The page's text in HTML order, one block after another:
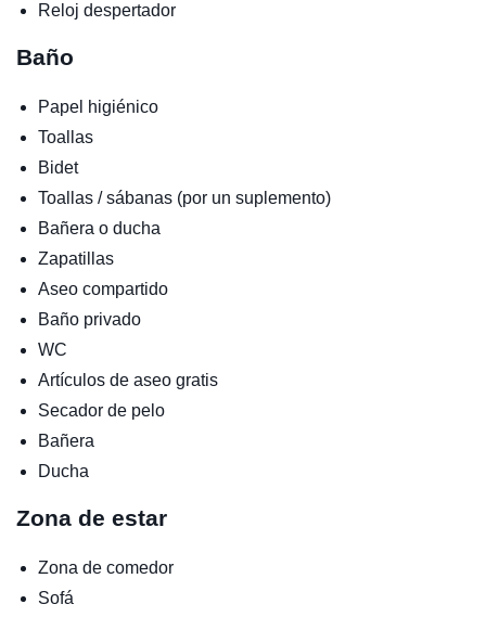
Reloj despertador
Baño
Papel higiénico
Toallas
Bidet
Toallas / sábanas (por un suplemento)
Bañera o ducha
Zapatillas
Aseo compartido
Baño privado
WC
Artículos de aseo gratis
Secador de pelo
Bañera
Ducha
Zona de estar
Zona de comedor
Sofá